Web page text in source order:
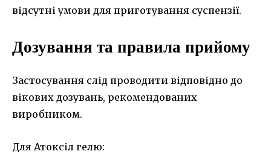
відсутні умови для приготування суспензії.
Дозування та правила прийому
Застосування слід проводити відповідно до
вікових дозувань, рекомендованих
виробником.
Для Атоксіл гелю: